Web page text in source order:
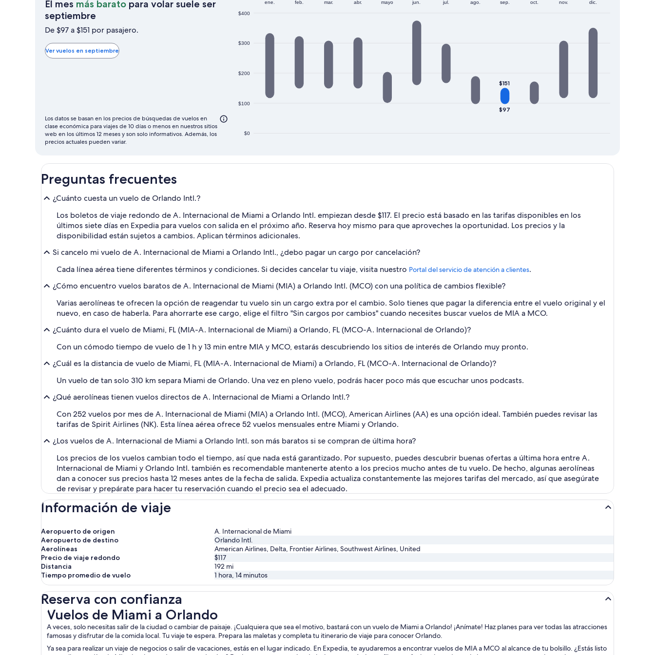
El mes más barato para volar suele ser
septiembre
mes
barato
para
De $97 a $151 por pasajero.
Ver vuelos en septiembre
$0
$100
$200
$300
$400
ene. feb. mar. abr. mayo jun. jul. ago. sep. oct. nov. dic.
$97
$151
Los datos se basan en los precios de búsquedas de vuelos en
clase económica para viajes de 10 días o menos en nuestros sitios
web en los últimos 12 meses y son solo informativos. Además, los
precios actuales pueden variar.
Preguntas frecuentes
¿Cuánto cuesta un vuelo de Orlando Intl.?
Los boletos de viaje redondo de A. Internacional de Miami a Orlando Intl. empiezan desde $117. El precio está basado en las tarifas disponibles en los
últimos siete días en Expedia para vuelos con salida en el próximo año. Reserva hoy mismo para que aproveches la oportunidad. Los precios y la
disponibilidad están sujetos a cambios. Aplican términos adicionales.
Si cancelo mi vuelo de A. Internacional de Miami a Orlando Intl., ¿debo pagar un cargo por cancelación?
Cada línea aérea tiene diferentes términos y condiciones. Si decides cancelar tu viaje, visita nuestro Portal del servicio de atención a clientes.
¿Cómo encuentro vuelos baratos de A. Internacional de Miami (MIA) a Orlando Intl. (MCO) con una política de cambios flexible?
Varias aerolíneas te ofrecen la opción de reagendar tu vuelo sin un cargo extra por el cambio. Solo tienes que pagar la diferencia entre el vuelo original y el
nuevo, en caso de haberla. Para ahorrarte ese cargo, elige el filtro "Sin cargos por cambios" cuando necesites buscar vuelos de MIA a MCO.
¿Cuánto dura el vuelo de Miami, FL (MIA-A. Internacional de Miami) a Orlando, FL (MCO-A. Internacional de Orlando)?
Con un cómodo tiempo de vuelo de 1 h y 13 min entre MIA y MCO, estarás descubriendo los sitios de interés de Orlando muy pronto.
¿Cuál es la distancia de vuelo de Miami, FL (MIA-A. Internacional de Miami) a Orlando, FL (MCO-A. Internacional de Orlando)?
Un vuelo de tan solo 310 km separa Miami de Orlando. Una vez en pleno vuelo, podrás hacer poco más que escuchar unos podcasts.
¿Qué aerolíneas tienen vuelos directos de A. Internacional de Miami a Orlando Intl.?
Con 252 vuelos por mes de A. Internacional de Miami (MIA) a Orlando Intl. (MCO), American Airlines (AA) es una opción ideal. También puedes revisar las
tarifas de Spirit Airlines (NK). Esta línea aérea ofrece 52 vuelos mensuales entre Miami y Orlando.
¿Los vuelos de A. Internacional de Miami a Orlando Intl. son más baratos si se compran de última hora?
Los precios de los vuelos cambian todo el tiempo, así que nada está garantizado. Por supuesto, puedes descubrir buenas ofertas a última hora entre A.
Internacional de Miami y Orlando Intl. también es recomendable mantenerte atento a los precios mucho antes de tu vuelo. De hecho, algunas aerolíneas
dan a conocer sus precios hasta 12 meses antes de la fecha de salida. Expedia actualiza constantemente las mejores tarifas del mercado, así que asegúrate
de revisar y prepárate para hacer tu reservación cuando el precio sea el adecuado.
Información de viaje
Aeropuerto de origen
A. Internacional de Miami
Aeropuerto de destino
Orlando Intl.
Aerolíneas
American Airlines, Delta, Frontier Airlines, Southwest Airlines, United
Precio de viaje redondo
$117
Distancia
192 mi
Tiempo promedio de vuelo
1 hora, 14 minutos
Reserva con confianza
Vuelos de Miami a Orlando
A veces, solo necesitas salir de la ciudad o cambiar de paisaje. ¡Cualquiera que sea el motivo, bastará con un vuelo de Miami a Orlando! ¡Anímate! Haz planes para ver todas las atracciones
famosas y disfrutar de la comida local. Tu viaje te espera. Prepara las maletas y completa tu itinerario de viaje para conocer Orlando.
Ya sea para realizar un viaje de negocios o salir de vacaciones, estás en el lugar indicado. En Expedia, te ayudaremos a encontrar vuelos de MIA a MCO al alcance de tu bolsillo. ¿Estás listo
Vuelos de Miami a Orlando